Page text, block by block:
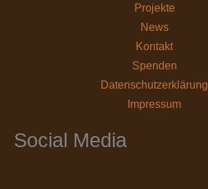
Projekte
News
Kontakt
Spenden
Datenschutz­erklärung
Impressum
Social Media